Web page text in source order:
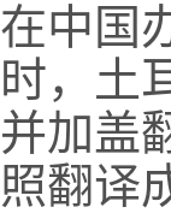
在中国
时，土
并加盖
照翻译